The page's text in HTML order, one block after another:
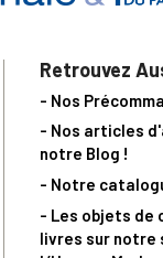
Retrouvez
- Nos
- Nos articles
notre Blog !
- Notre
- Les objets de
livres sur